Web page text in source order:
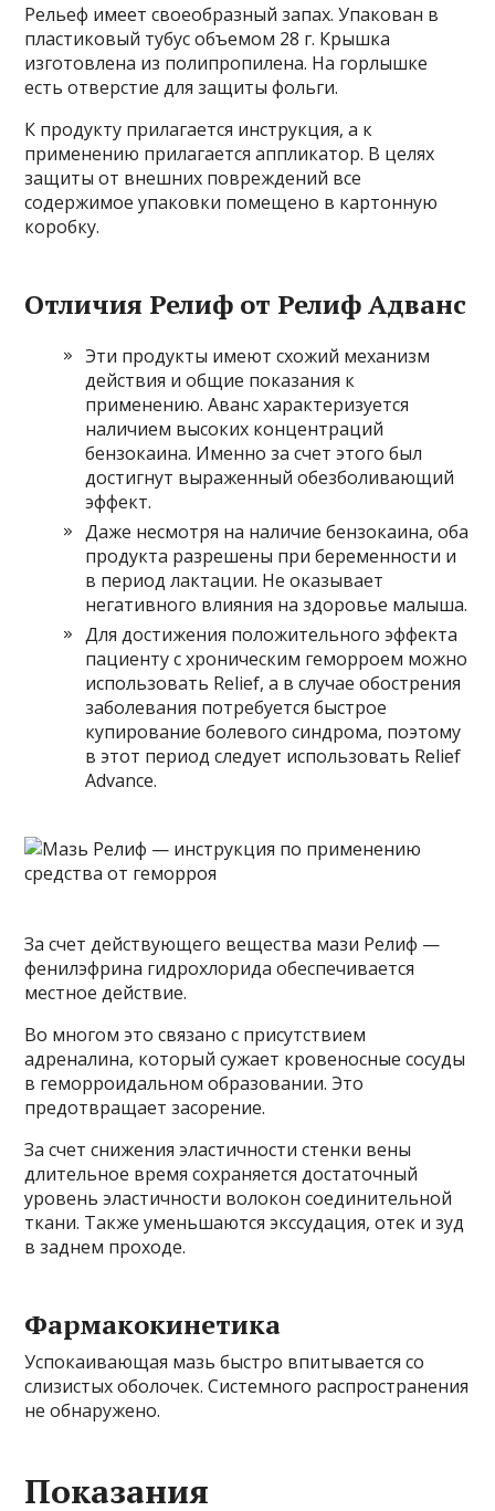
Рельеф имеет своеобразный запах. Упакован в
пластиковый тубус объемом 28 г. Крышка
изготовлена ​​из полипропилена. На горлышке
есть отверстие для защиты фольги.
К продукту прилагается инструкция, а к
применению прилагается аппликатор. В целях
защиты от внешних повреждений все
содержимое упаковки помещено в картонную
коробку.
Отличия Релиф от Релиф Адванс
Эти продукты имеют схожий механизм
действия и общие показания к
применению. Аванс характеризуется
наличием высоких концентраций
бензокаина. Именно за счет этого был
достигнут выраженный обезболивающий
эффект.
Даже несмотря на наличие бензокаина, оба
продукта разрешены при беременности и
в период лактации. Не оказывает
негативного влияния на здоровье малыша.
Для достижения положительного эффекта
пациенту с хроническим геморроем можно
использовать Relief, а в случае обострения
заболевания потребуется быстрое
купирование болевого синдрома, поэтому
в этот период следует использовать Relief
Advance.
За счет действующего вещества мази Релиф —
фенилэфрина гидрохлорида обеспечивается
местное действие.
Во многом это связано с присутствием
адреналина, который сужает кровеносные сосуды
в геморроидальном образовании. Это
предотвращает засорение.
За счет снижения эластичности стенки вены
длительное время сохраняется достаточный
уровень эластичности волокон соединительной
ткани. Также уменьшаются экссудация, отек и зуд
в заднем проходе.
Фармакокинетика
Успокаивающая мазь быстро впитывается со
слизистых оболочек. Системного распространения
не обнаружено.
Показания